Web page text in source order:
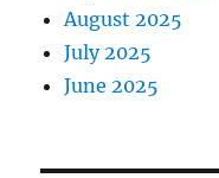
August 2025
July 2025
June 2025